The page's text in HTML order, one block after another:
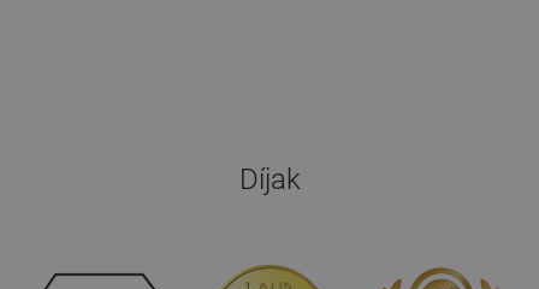
Díjak